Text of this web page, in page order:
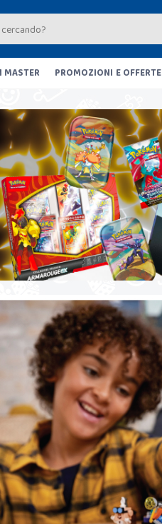
MASTER PROMOZIONI E OFFERTE